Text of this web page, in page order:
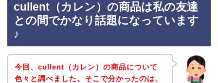
cullent（カレン）の商品は私の友達
との間でかなり話題になっています
♪
今回、cullent（カレン）の商品について
色々と調べました。そこで分かったのは、